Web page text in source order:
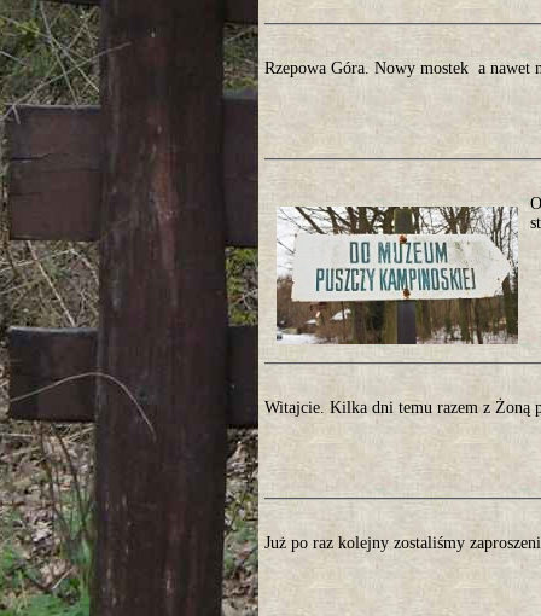
Rzepowa Góra. Nowy mostek a nawet
Witajcie. Kilka dni temu razem z Żoną
Już po raz kolejny zostaliśmy